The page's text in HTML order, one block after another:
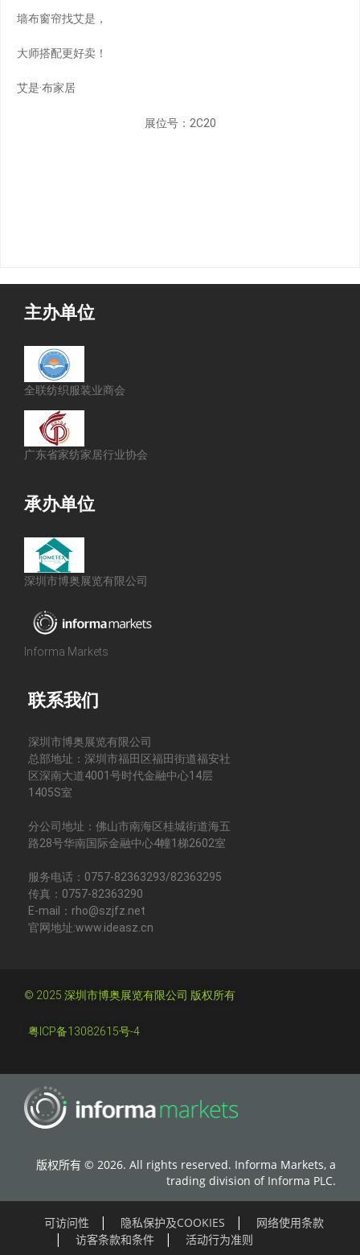
墙布窗帘找艾是，
大师搭配更好卖！
艾是·布家居
展位号：2C20
主办单位
全联纺织服装业商会
广东省家纺家居行业协会
承办单位
深圳市博奥展览有限公司
Informa Markets
联系我们
深圳市博奥展览有限公司
总部地址：深圳市福田区福田街道福安社
区深南大道4001号时代金融中心14层
1405S室
分公司地址：佛山市南海区桂城街道海五
路28号华南国际金融中心4幢1梯2602室
服务电话：0757-82363293/82363295
传真：0757-82363290
E-mail：rho@szjfz.net
官网地址:www.ideasz.cn
© 2025 深圳市博奥展览有限公司 版权所有
粤ICP备13082615号-4
版权所有 © 2026. All rights reserved. Informa Markets, a
trading division of Informa PLC.
可访问性 隐私保护及COOKIES
网络使用条款
访客条款和条件
活动行为准则